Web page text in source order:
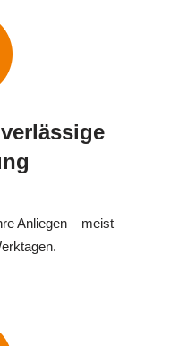
Anliegen – meist